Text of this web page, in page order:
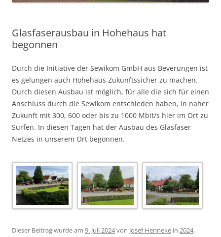
Glasfaserausbau in Hohehaus hat
begonnen
Durch die Initiative der Sewikom GmbH aus Beverungen ist
es gelungen auch Hohehaus Zukunftssicher zu machen.
Durch diesen Ausbau ist möglich, für alle die sich für einen
Anschluss durch die Sewikom entschieden haben, in naher
Zukunft mit 300, 600 oder bis zu 1000 Mbit/s hier im Ort zu
Surfen. In diesen Tagen hat der Ausbau des Glasfaser
Netzes in unserem Ort begonnen.
Dieser Beitrag wurde am 9. Juli 2024von Josef Henneke in 2024,